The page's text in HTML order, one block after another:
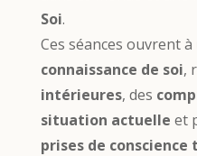
Soi.
Ces séances ouvrent à
connaissance de soi,
intérieures, des
situation actuelle et
prises de